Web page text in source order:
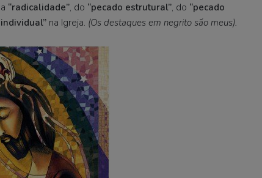
“radicalidade”, do “pecado estrutural”, do “pecado
na Igreja. (Os destaques em negrito são meus).